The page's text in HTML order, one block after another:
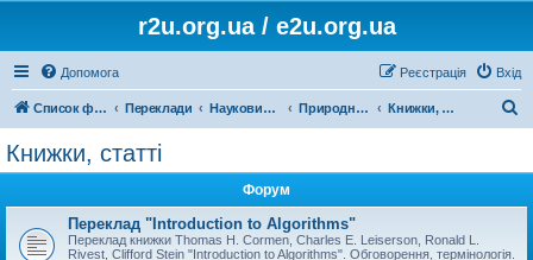
r2u.org.ua / e2u.org.ua
Допомога Вхід
Реєстрація
Список форумів Переклади Науковий переклад Природничі науки, математика, медицина, загальна література Книжки, статті
Книжки, статті
Форум
Переклад "Introduction to Algorithms"
Переклад книжки Thomas H. Cormen, Charles E. Leiserson, Ronald L.
Rivest, Clifford Stein "Introduction to Algorithms". Обговорення, термінологія.